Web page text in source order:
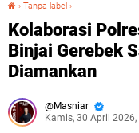
› Tanpa label ›
Kolaborasi
Binjai Gerebek
Diamankan
Masniar
Kamis, 30 April